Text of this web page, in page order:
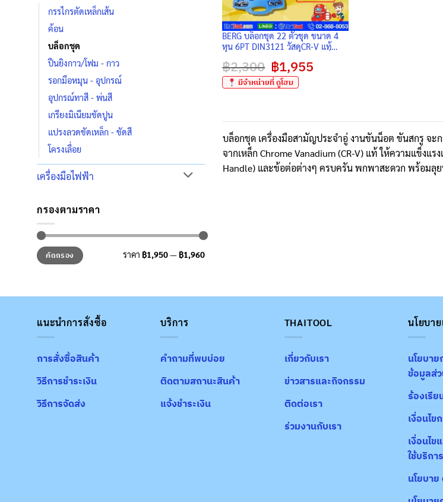
กรรไกรตัดเหล็กเส้น
ค้อน
บล็อกชุด
ปืนยิงกาว/โฟม - กาว
รอกมือหมุน - อุปกรณ์
อุปกรณ์ทาสี - พ่นสี
เกรียงมิเนียมขัดปูน
แปรงลวดขัดเหล็ก - ขัดสี
โครงเลื่อย
เครื่องมือไฟฟ้า
กรองตามราคา
ราคา
ต่ำ
สุด
ราคา
สูงสุดคัดกรอง ราคา ฿1,950— ฿1,960
BERG บล็อกชุด 22 ตัวชุด ขนาด 4
หุน 6PT DIN3121 วัสดุCR-V แท้
มีลูกบล๊อคยาวขันหัวเทียนมอไซต์ –
รถยนต์
฿2,300 Original
price
was:
฿2,300.
฿1,955Current
price
มีจำหน่ายที่ ดูโฮม
บล็อกชุด เครื่องมือสามัญประจำอู่ งานขันน็อต ขันสกรู จะ
จากเหล็ก Chrome Vanadium (CR-V) แท้ ให้ความแข็ง
Handle) และข้อต่อต่างๆ ครบครัน พกพาสะดวก พร้อมลุ
แนะนำการสั่งซื้อ
การสั่งซื้อสินค้า
วิธีการชำระเงิน
วิธีการจัดส่ง
บริการ
คำถามที่พบบ่อย
ติดตามสถานะสินค้า
แจ้งชำระเงิน
THAITOOL
เกี่ยวกับเรา
ข่าวสารและกิจกรรม
ติดต่อเรา
ร่วมงานกับเรา
นโยบา
นโยบา
ข้อมูลส่
ร้องเรีย
เงื่อนไข
เงื่อนไข
ใช้บริการ
นโยบา